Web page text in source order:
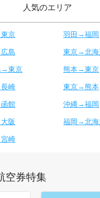
人気のエリア
京 羽田→福岡
島 東京→北海
→東京 熊本→東京
崎 東京→熊本
館 沖縄→福岡
阪 福岡→北海
崎
空券特集